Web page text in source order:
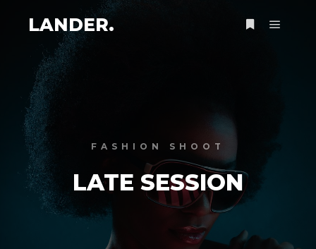
LANDER.
FASHION SHOOT
LATE SESSION